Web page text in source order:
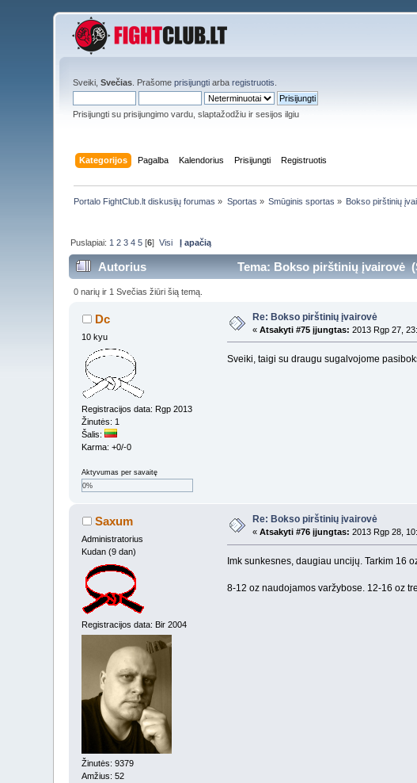
Sveiki,Svečias . Prašomeprisijungti arbaregistruotis
Prisijungti su prisijungimo vardu, slaptažodžiu ir sesijos ilgiu
Kategorijos Pagalba Kalendorius Prisijungti Registruotis
Portalo FightClub.lt diskusijų forumas » Sportas » Smūginis sportas » Bokso pirštinių
Puslapiai: 1 2 3 4 5 [6]Visi Į apačią
Autorius Tema: Bokso pirštinių įvairovė
0 narių ir 1 Svečias žiūri šią temą.
Dc
10 kyu
Registracijos data: Rgp 2013
Žinutės: 1
Šalis:
Karma: +0/-0
Aktyvumas per savaitę
0%
Re: Bokso pirštinių įvairovė
«Atsakyti #75 įjungtas: 2013 Rgp 27,
Sveiki, taigi su draugu sugalvojome
Saxum
Administratorius
Kudan (9 dan)
Registracijos data: Bir 2004
Žinutės: 9379
Amžius: 52
Re: Bokso pirštinių įvairovė
«Atsakyti #76 įjungtas: 2013 Rgp 28,
Imk sunkesnes, daugiau uncijų. Tarkim 16
8-12 oz naudojamos varžybose. 12-16 oz